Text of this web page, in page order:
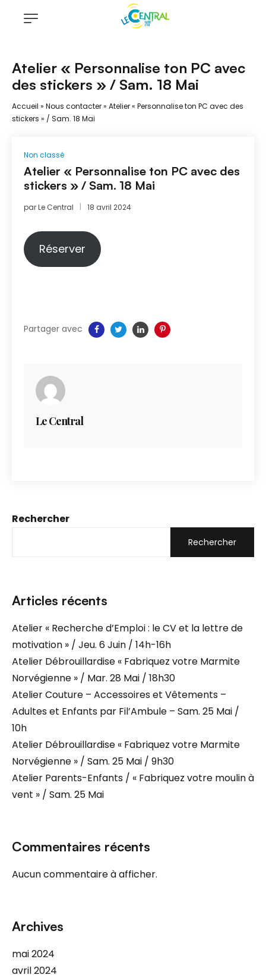
Atelier « Personnalise ton PC avec
des stickers » / Sam. 18 Mai
Accueil » Nous contacter» Atelier « Personnalise ton PC avec des
stickers » / Sam. 18 Mai
Rechercher
Rechercher
Articles récents
Atelier « Recherche d’Emploi : le CV et la lettre de
motivation » / Jeu. 6 Juin / 14h-16h
Atelier Débrouillardise « Fabriquez votre Marmite
Norvégienne » / Mar. 28 Mai / 18h30
Atelier Couture – Accessoires et Vêtements –
Adultes et Enfants par Fil’Ambule – Sam. 25 Mai /
10h
Atelier Débrouillardise « Fabriquez votre Marmite
Norvégienne » / Sam. 25 Mai / 9h30
Atelier Parents-Enfants / « Fabriquez votre moulin à
vent » / Sam. 25 Mai
Commentaires récents
Aucun commentaire à afficher.
Archives
mai 2024
avril 2024
Non classé
Atelier « Personnalise ton PC avec des
stickers » / Sam. 18 Mai
parLe Central 18 avril 2024
Réserver
Partager avec
Le Central